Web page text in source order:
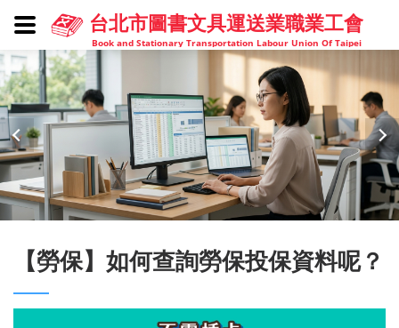
台北市圖書文具運送業職業工會
Book and Stationary Transportation Labour Union Of Taipei
【勞保】如何查詢勞保投保資料呢？